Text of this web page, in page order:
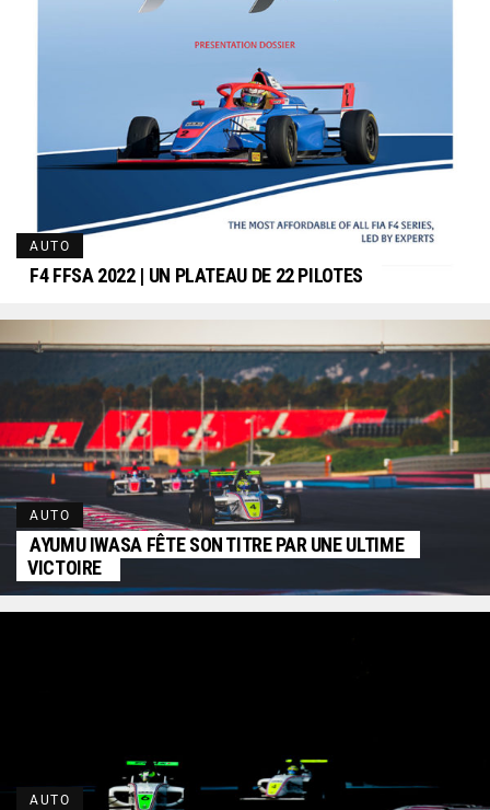
AUTO
F4 FFSA 2022 | UN PLATEAU DE 22 PILOTES
AUTO
AYUMU IWASA FÊTE SON TITRE PAR UNE ULTIME
VICTOIRE
AUTO